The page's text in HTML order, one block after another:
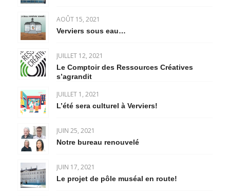
AOÛT 15, 2021
Verviers sous eau…
JUILLET 12, 2021
Le Comptoir des Ressources Créatives
s’agrandit
JUILLET 1, 2021
L’été sera culturel à Verviers!
JUIN 25, 2021
Notre bureau renouvelé
JUIN 17, 2021
Le projet de pôle muséal en route!